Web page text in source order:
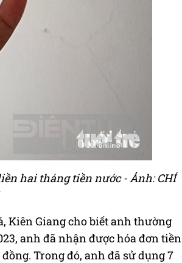
hai tháng tiền nước - Ảnh: CHÍ
Kiên Giang cho biết anh thường
anh đã nhận được hóa đơn tiền
Trong đó, anh đã sử dụng 7